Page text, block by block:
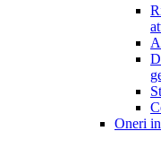
Oneri